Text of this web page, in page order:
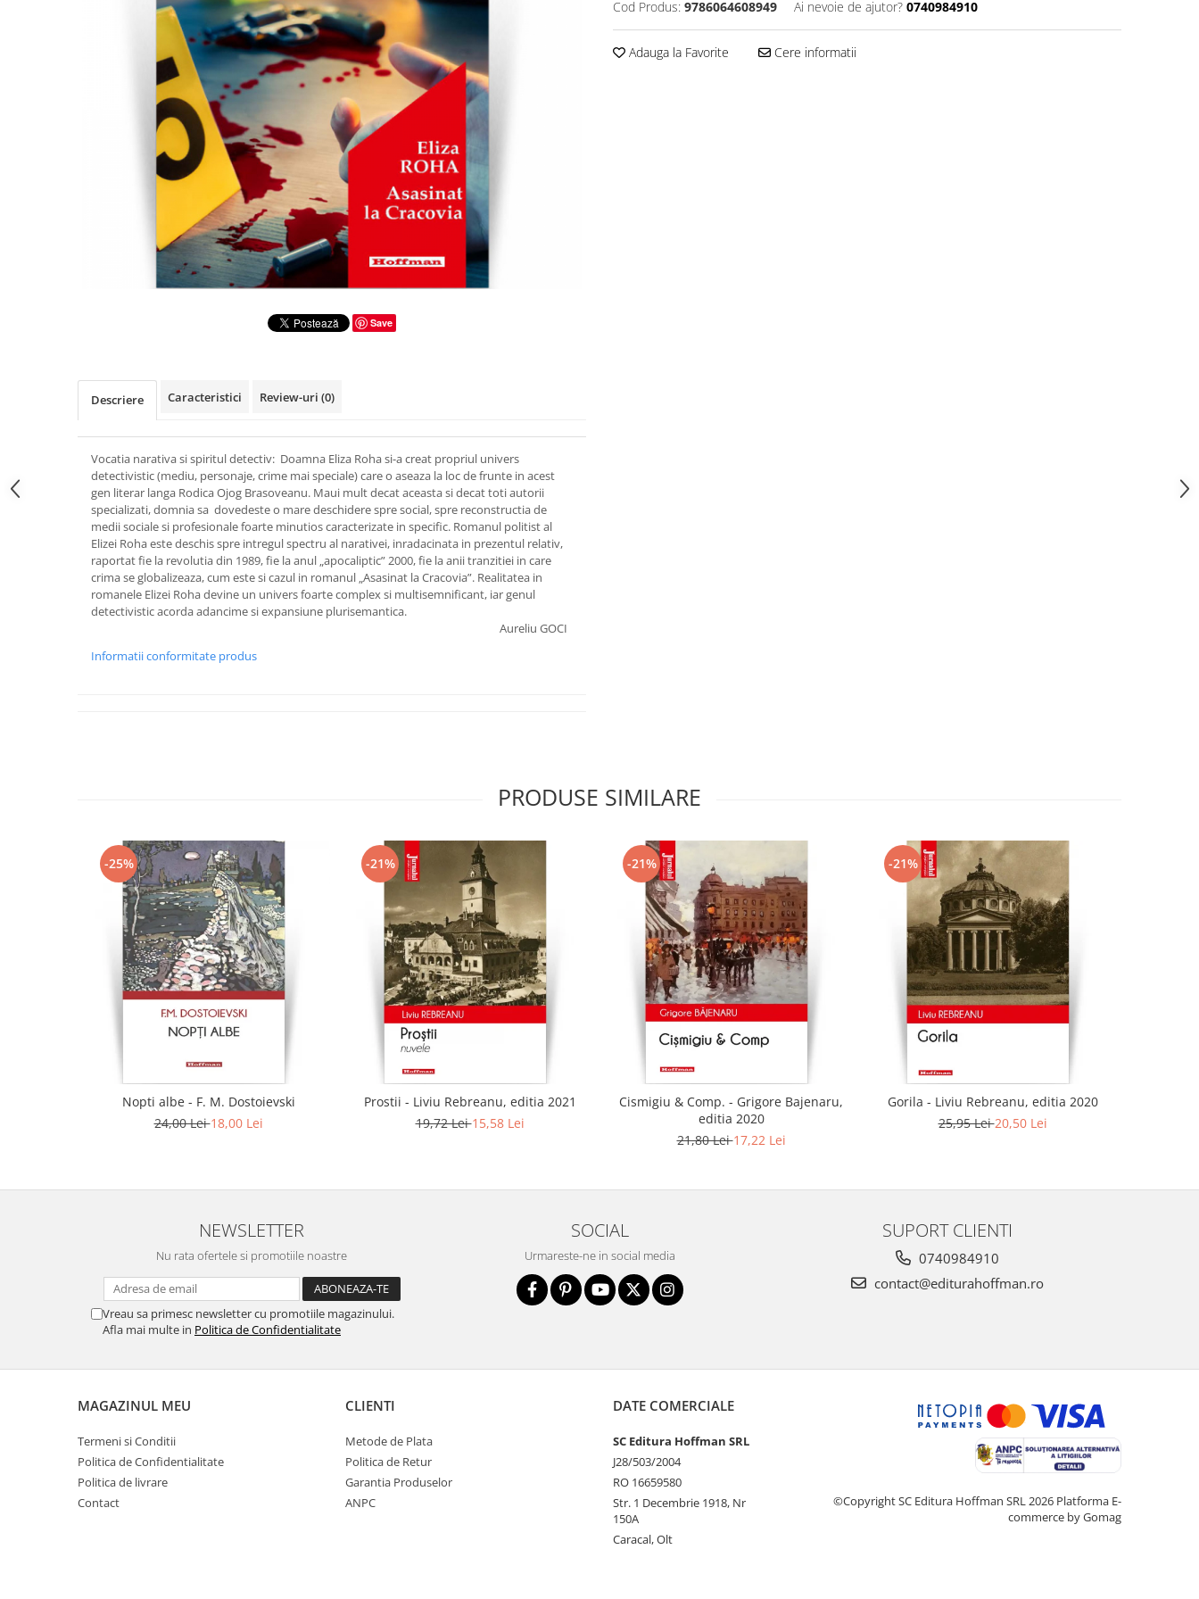
Publicistica / Reportaje / Interviuri
Save
Cod Produs: 9786064608949 Ai nevoie de ajutor? 0740984910
Adauga la Favorite Cere informatii
Descriere Caracteristici Review-uri (0)
Vocatia narativa si spiritul detectiv: Doamna Eliza Roha si-a creat propriul univers
detectivistic (mediu, personaje, crime mai speciale) care o aseaza la loc de frunte in acest
gen literar langa Rodica Ojog Brasoveanu. Maui mult decat aceasta si decat toti autorii
specializati, domnia sa dovedeste o mare deschidere spre social, spre reconstructia de
medii sociale si profesionale foarte minutios caracterizate in specific. Romanul politist al
Elizei Roha este deschis spre intregul spectru al narativei, inradacinata in prezentul relativ,
raportat fie la revolutia din 1989, fie la anul „apocaliptic” 2000, fie la anii tranzitiei in care
crima se globalizeaza, cum este si cazul in romanul „Asasinat la Cracovia”. Realitatea in
romanele Elizei Roha devine un univers foarte complex si multisemnificant, iar genul
detectivistic acorda adancime si expansiune plurisemantica.
Aureliu GOCI
Informatii conformitate produs
PRODUSE SIMILARE
-25%
Nopti albe - F. M. Dostoievski
24,00 Lei18,00 Lei
-21%
Prostii - Liviu Rebreanu, editia 2021
19,72 Lei15,58 Lei
-21%
Cismigiu & Comp. - Grigore Bajenaru,
editia 2020
21,80 Lei17,22 Lei
-21%
Gorila - Liviu Rebreanu, editia 2020
25,95 Lei20,50 Lei
NEWSLETTER
Nu rata ofertele si promotiile noastre
Vreau sa primesc newsletter cu promotiile magazinului.
Afla mai multe in Politica de Confidentialitate
SOCIAL
Urmareste-ne in social media
SUPORT CLIENTI
0740984910
contact@editurahoffman.ro
MAGAZINUL MEU
Termeni si Conditii
Politica de Confidentialitate
Politica de livrare
Contact
CLIENTI
Metode de Plata
Politica de Retur
Garantia Produselor
ANPC
DATE COMERCIALE
SC Editura Hoffman SRL
J28/503/2004
RO 16659580
Str. 1 Decembrie 1918, Nr
150A
Caracal, Olt
©Copyright SC Editura Hoffman SRL 2026 Platforma E-
commerce by Gomag